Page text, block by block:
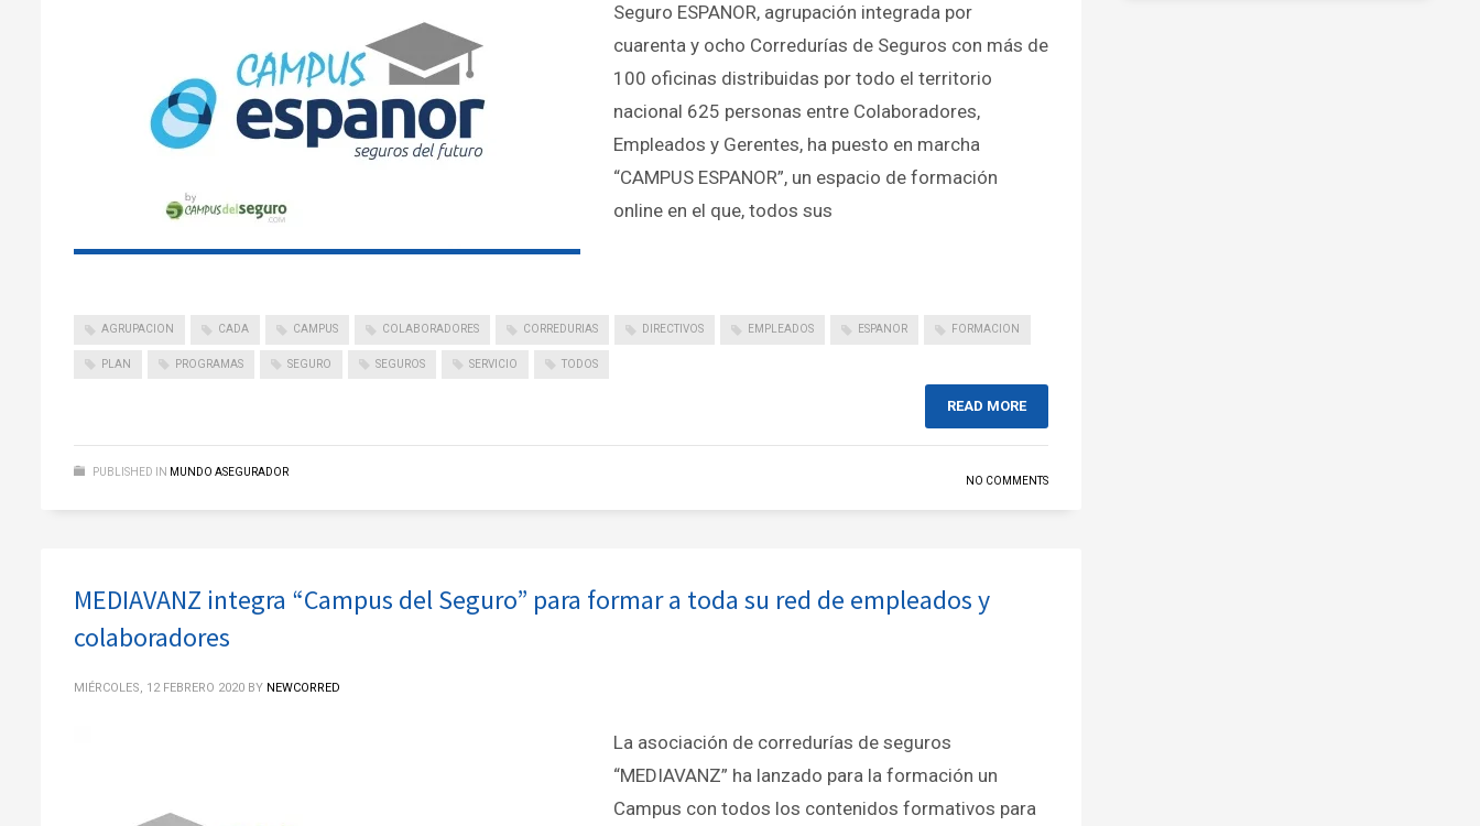
Seguro ESPANOR, agrupación integrada por
cuarenta y ocho Corredurías de Seguros con más de
100 oficinas distribuidas por todo el territorio
nacional 625 personas entre Colaboradores,
Empleados y Gerentes, ha puesto en marcha
“CAMPUS ESPANOR”, un espacio de formación
online en el que, todos sus
AGRUPACION CADA CAMPUS COLABORADORES CORREDURIAS DIRECTIVOS EMPLEADOS ESPANOR FORMACION
PLAN PROGRAMAS SEGURO SEGUROS SERVICIO TODOS
READ MORE
PUBLISHED IN MUNDO ASEGURADOR
NO COMMENTS
MEDIAVANZ integra “Campus del Seguro” para formar a toda su red de empleados y
colaboradores
MIÉRCOLES, 12 FEBRERO 2020 BY NEWCORRED
La asociación de corredurías de seguros
“MEDIAVANZ” ha lanzado para la formación un
Campus con todos los contenidos formativos para